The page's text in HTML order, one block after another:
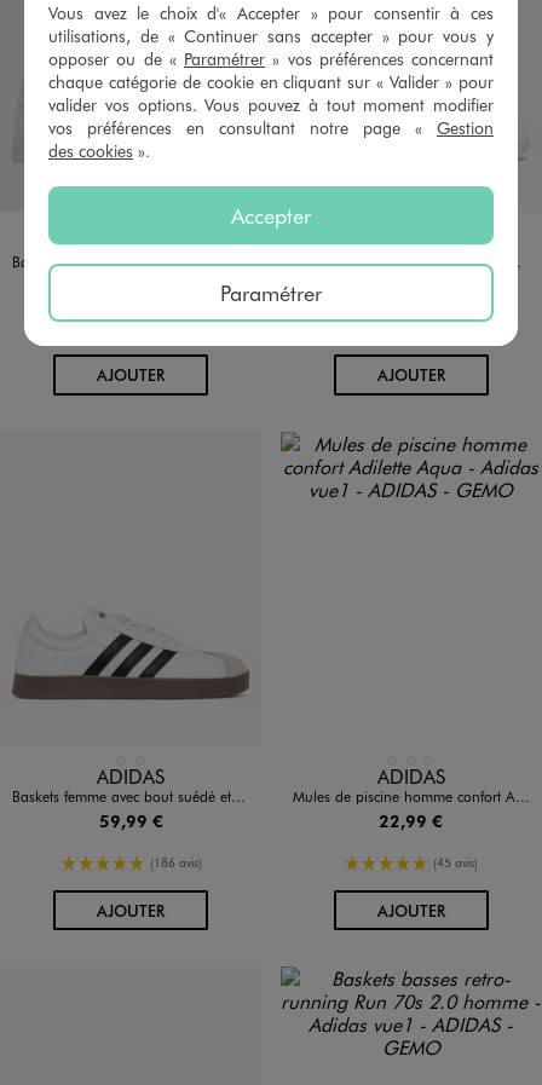
Disponible en 1 coloris
ADIDAS
Baskets Advantage Base 2.0 femme - Adidas
5/5 de moyenne
AJOUTERAU PANIER
ADIDAS
Baskets à lacets Hoops unies femme - Adidas
5/5 de moyenne
AJOUTERAU PANIER
Disponible en 2 coloris
ADIDAS
Baskets femme avec bout suédé et à bandes latérales VL Court Base - Adidas
59,99 €
5/5 de moyenne
(186 avis)
AJOUTERAU PANIER
Disponible en 3 coloris
ADIDAS
Mules de piscine homme confort Adilette Aqua - Adidas
22,99 €
5/5 de moyenne
(45 avis)
AJOUTERAU PANIER
Vous avez le choix d'« Accepter » pour consentir à ces
utilisations, de « Continuer sans accepter » pour vous y
opposer ou de « Paramétrer » vos préférences concernant
chaque catégorie de cookie en cliquant sur « Valider » pour
valider vos options. Vous pouvez à tout moment modifier
vos préférences en consultant notre page « Gestion
des cookies ».
Accepter
Paramétrer